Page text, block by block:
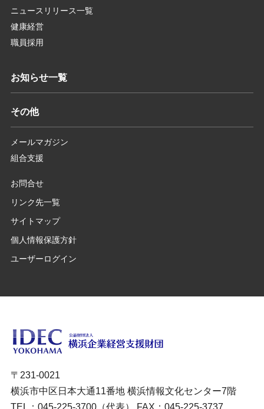
ニュースリリース一覧
健康経営
職員採用
お知らせ一覧
その他
メールマガジン
組合支援
お問合せ
リンク先一覧
サイトマップ
個人情報保護方針
ユーザーログイン
〒231-0021
横浜市中区日本大通11番地 横浜情報文化センター7階
TEL：045-225-3700（代表） FAX：045-225-3737